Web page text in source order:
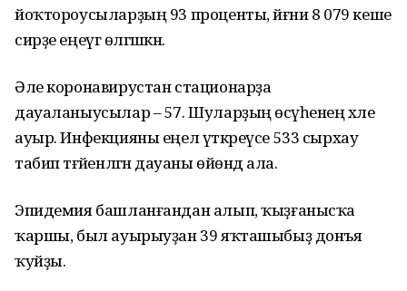
йоҡтороусыларҙың 93 проценты, йәғни 8 079 кеше
сирҙе еңеүгә өлгәшкән.
Әле коронавирустан стационарҙа
дауаланыусылар – 57. Шуларҙың өсәүһенең хәле
ауыр. Инфекцияны еңел үткәреүсе 533 сырхау
табип тәғәйенләгән дауаны өйөндә ала.
Эпидемия башланғандан алып, ҡыҙғанысҡа
ҡаршы, был ауырыуҙан 39 яҡташыбыҙ донъя
ҡуйҙы.